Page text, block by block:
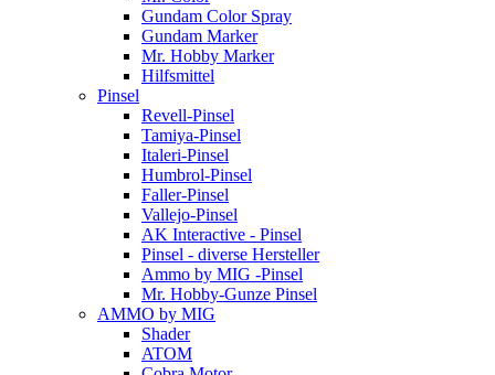
Gundam Color Spray
Gundam Marker
Mr. Hobby Marker
Hilfsmittel
Pinsel
Revell-Pinsel
Tamiya-Pinsel
Italeri-Pinsel
Humbrol-Pinsel
Faller-Pinsel
Vallejo-Pinsel
AK Interactive - Pinsel
Pinsel - diverse Hersteller
Ammo by MIG -Pinsel
Mr. Hobby-Gunze Pinsel
AMMO by MIG
Shader
ATOM